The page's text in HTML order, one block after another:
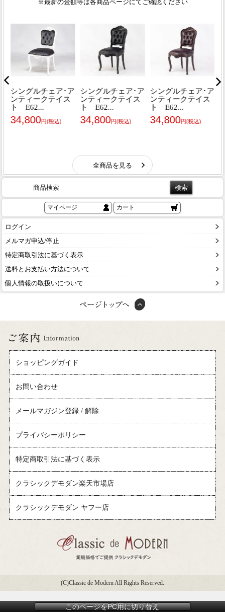
商品検索
マイページ カート
ログイン
メルマガ申込/停止
特定商取引法に基づく表示
送料とお支払い方法について
個人情報の取扱いについて
ショッピングガイド
お問い合わせ
メールマガジン登録 / 解除
プライバシーポリシー
特定商取引法に基づく表示
クラシックデモダン楽天市場店
クラシックデモダン ヤフー店
(C)Classic de Modern All Rights Reserved.
このページをPC用に切り替え